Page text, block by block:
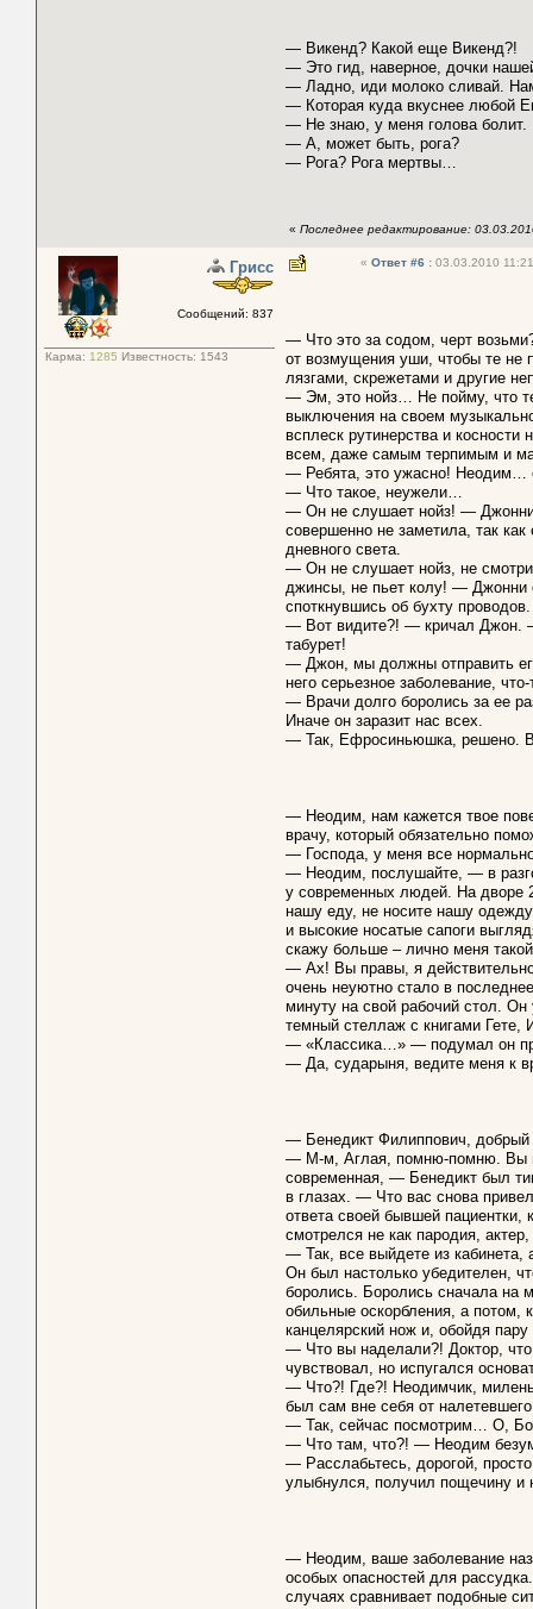
— Викенд? Какой еще Викенд?!
— Это гид, наверное, дочки
— Ладно, иди молоко сливай.
— Которая куда вкуснее любой
— Не знаю, у меня голова болит.
— А, может быть, рога?
— Рога? Рога мертвы…
« Последнее редактирование:
Грисс
Сообщений: 837
Карма: 1285 Известность: 1543
« Ответ #6 : 03.03.2010
— Что это за содом, черт
от возмущения уши, чтобы те не
лязгами, скрежетами и другие
— Эм, это нойз… Не пойму, что
выключения на своем
всплеск рутинерства и
всем, даже самым терпимым и
— Ребята, это ужасно!
— Что такое, неужели…
— Он не слушает нойз! — Джонни
совершенно не заметила, так
дневного света.
— Он не слушает нойз, не
джинсы, не пьет колу! — Джонни
споткнувшись об бухту проводов.
— Вот видите?! — кричал Джон. —
табурет!
— Джон, мы должны отправить
него серьезное заболевание,
— Врачи долго боролись за ее
Иначе он заразит нас всех.
— Так, Ефросиньюшка, решено.
— Неодим, нам кажется твое
врачу, который обязательно
— Господа, у меня все
— Неодим, послушайте, — в
у современных людей. На дворе
нашу еду, не носите нашу
и высокие носатые сапоги
скажу больше – лично меня такой
— Ах! Вы правы, я действительно
очень неуютно стало в
минуту на свой рабочий стол.
темный стеллаж с книгами Гете,
— «Классика…» — подумал он
— Да, сударыня, ведите меня к
— Бенедикт Филиппович, добрый
— М-м, Аглая, помню-помню. Вы
современная, — Бенедикт был
в глазах. — Что вас снова
ответа своей бывшей пациентки,
смотрелся не как пародия,
— Так, все выйдете из
Он был настолько убедителен,
боролись. Боролись сначала на
обильные оскорбления, а потом,
канцелярский нож и, обойдя
— Что вы наделали?! Доктор,
чувствовал, но испугался
— Что?! Где?! Неодимчик,
был сам вне себя от
— Так, сейчас посмотрим… О,
— Что там, что?! — Неодим
— Расслабьтесь, дорогой,
улыбнулся, получил пощечину и
— Неодим, ваше заболевание
особых опасностей для
случаях сравнивает подобные